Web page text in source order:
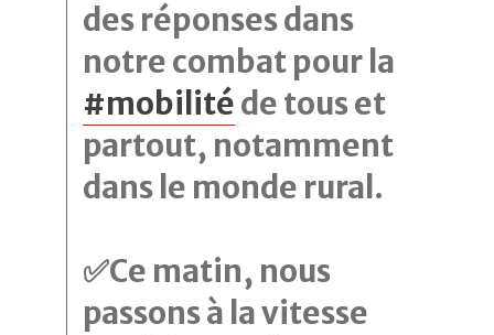
des réponses dans
notre combat pour la
#mobilité de tous et
partout, notamment
dans le monde rural.
✅Ce matin, nous
passons à la vitesse